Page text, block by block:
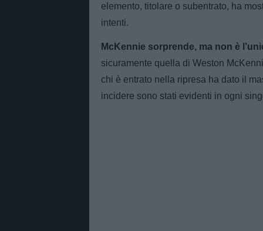
elemento, titolare o subentrato, ha
intenti.
McKennie sorprende, ma non è
sicuramente quella di Weston
chi è entrato nella ripresa ha dato il
incidere sono stati evidenti in ogni